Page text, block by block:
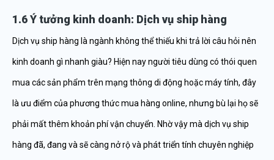
1.6 Ý tưởng kinh doanh: Dịch vụ ship hàng
Dịch vụ ship hàng là ngành không thể thiếu khi trả lời câu hỏi nên
kinh doanh gì nhanh giàu? Hiện nay người tiêu dùng có thói quen
mua các sản phẩm trên mạng thông di động hoặc máy tính, đây
là ưu điểm của phương thức mua hàng online, nhưng bù lại họ sẽ
phải mất thêm khoản phí vận chuyển. Nhờ vậy mà dịch vụ ship
hàng đã, đang và sẽ càng nở rộ và phát triển tính chuyên nghiệp